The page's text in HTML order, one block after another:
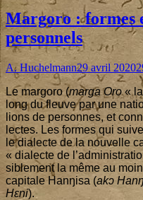
Margoro : formes
personnels
Author
A. HuchelmannPublished
on
29 avril 2020
Le mar­go­ro (mar­ga Oro«
long du fleuve par une
lions de per­sonnes, et
lectes. Les formes qui
le dia­lecte de la nou­velle
« dia­lecte de
si­ble­ment la même au
capi­tale Hanŋi­sa (akɔ
Hɛni).